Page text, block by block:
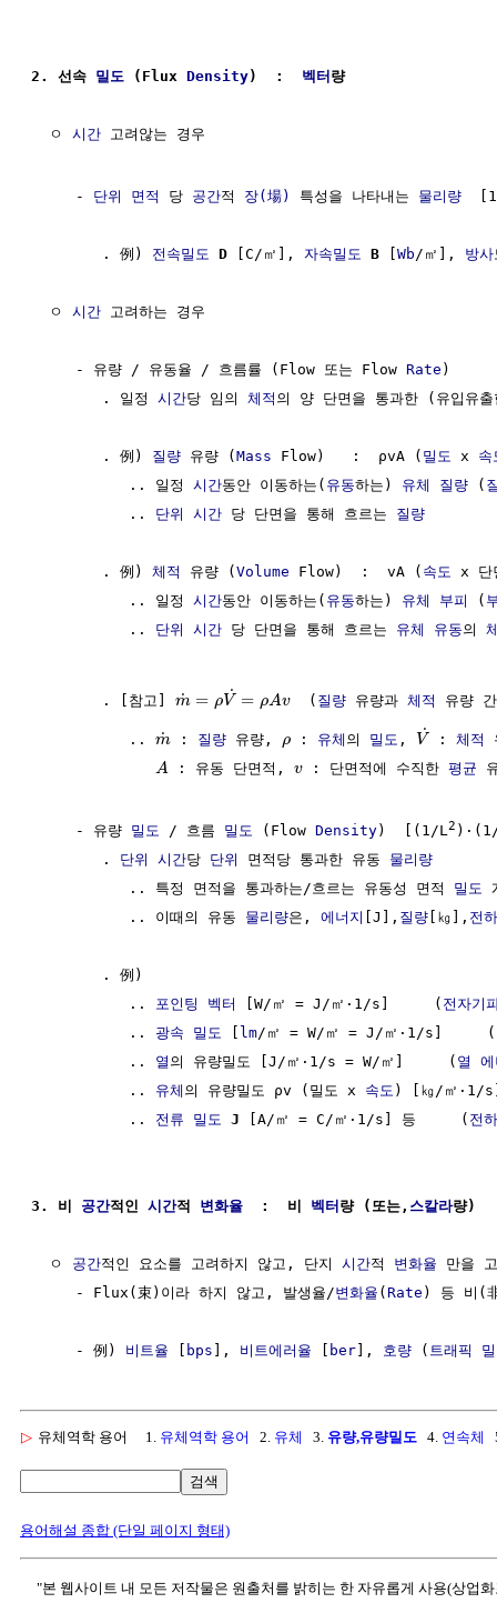
2. 선속 밀도 (Flux Density)  : 벡터량
  ㅇ
시간 고려않는 경우
     -
단위 면적 당 공간적 장(場) 특성을 나타내는 물리량
        . 例)
전속밀도 D [C/㎡], 자속밀도 B Wb /㎡], 방사
  ㅇ
시간 고려하는 경우
     - 유량 / 유동율 / 흐름률 (Flow 또는 Flow
Rate )
        . 일정
시간당 임의 체적 의 양 단면을 통과한 (유입유
        . 例)
질량 유량 ( Mass Flow)   :  ρvA ( 밀도 x 속
           .. 일정
시간동안 이동하는( 유동하는) 유체 질량 (
           ..
단위 시간 당 단면을 통해 흐르는 질량
        . 例)
체적 유량 ( Volume Flow)  :  vA ( 속도
x
           .. 일정
시간동안 이동하는( 유동하는) 유체 부피 (
           ..
단위 시간 당 단면을 통해 흐르는 유체 유동의
        . [참고]
˙
m = ρ ˙
V = ρAv
  (
질량 유량과 체적 유량
           ..
˙
m : 질량 유량, ρ : 유체 의 밀도 , ˙
V : 체적
A : 유동 단면적, v : 단면적에 수직한 평균
     - 유량
밀도 / 흐름 밀도 (Flow Density)  [(1/L 2
        .
단위 시간당 단위 면적당 통과한 유동 물리량
           .. 특정 면적을 통과하는/흐르는 유동성 면적
밀도
           .. 이때의 유동
물리량은, 에너지 [J], 질량 [㎏], 전
        . 例)
           ..
포인팅 벡터 [W/㎡ = J/㎡·1/s]     ( 전자기
           ..
광속 밀도 lm/㎡ = W/㎡ = J/㎡·1/s]     (
           ..
열 의 유량밀도 [J/㎡·1/s = W/㎡]     ( 열 에
           ..
유체 의 유량밀도 ρv (밀도 x 속도 ) [㎏/㎡
           ..
전류 밀도 J [A/㎡ = C/㎡·1/s] 등     ( 전하
3. 비 공간적인 시간적 변화율
  :  비
벡터 량 (또는, 스칼라량)
  ㅇ
공간적인 요소를 고려하지 않고, 단지 시간적 변화율 만을
     - Flux(束)이라 하지 않고, 발생율/
변화율 ( Rate ) 등 비(
     - 例)
비트율 bps ], 비트에러율 ber ], 호량 ( 트래픽
▷ 유체역학 용어 1. 유체역학 용어 2. 유체 3. 유량,유량밀도 4. 연속체
검색
용어해설 종합 (단일 페이지 형태)
"본 웹사이트 내 모든 저작물은 원출처를 밝히는 한 자유롭게 사용(상업